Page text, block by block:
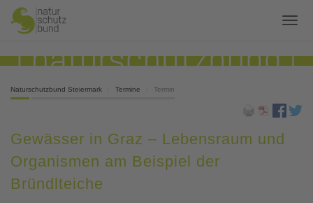
Naturschutzbund Steiermark Termine Termin
Gewässer in Graz – Lebensraum und
Organismen am Beispiel der
Bründlteiche